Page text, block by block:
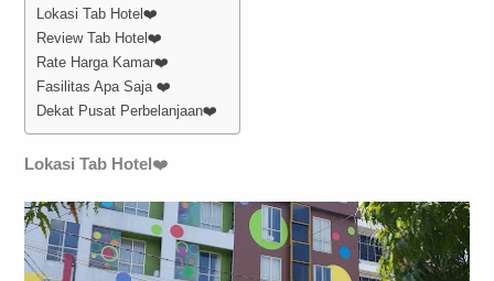
Lokasi Tab Hotel❤️
Review Tab Hotel❤️
Rate Harga Kamar❤️
Fasilitas Apa Saja ❤️
Dekat Pusat Perbelanjaan❤️
Lokasi Tab Hotel ❤️